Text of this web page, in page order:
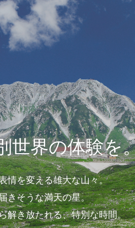
世界の体験を
情を変える雄大な山々。
きそうな満天の星。
解き放たれる、特別な時間。